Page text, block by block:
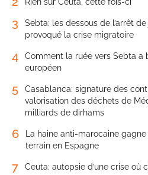
3
Sebta: les dessous de l’arrêt
provoqué la crise migratoire
4
Comment la ruée vers Sebta a
européen
5
Casablanca: signature des
valorisation des déchets de
milliards de dirhams
6
La haine anti-marocaine
terrain en Espagne
7 Ceuta: autopsie d’une crise où